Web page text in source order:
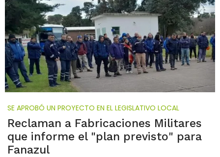
SE APROBÓ UN PROYECTO EN EL LEGISLATIVO LOCAL
Reclaman a Fabricaciones Militares
que informe el "plan previsto" para
Fanazul